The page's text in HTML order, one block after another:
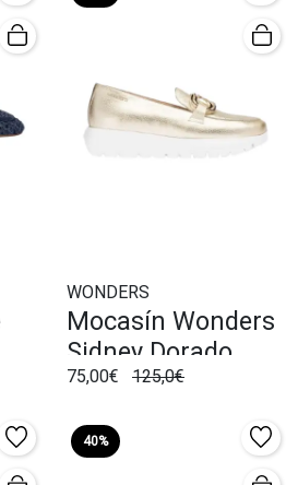
WONDERS
Mocasín Wonders
Sidney Dorado
75,00€ 125,0€
40%